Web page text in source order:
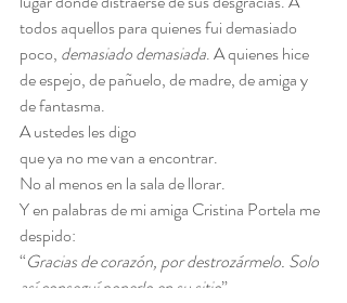
todos aquellos para quienes fui demasiado
poco, demasiado demasiada. A quienes hice
de espejo, de pañuelo, de madre, de amiga y
de fantasma.
A ustedes les digo
que ya no me van a encontrar.
No al menos en la sala de llorar.
Y en palabras de mi amiga Cristina Portela me
despido:
“Gracias de corazón, por destrozármelo. Solo
así conseguí ponerlo en su sitio”